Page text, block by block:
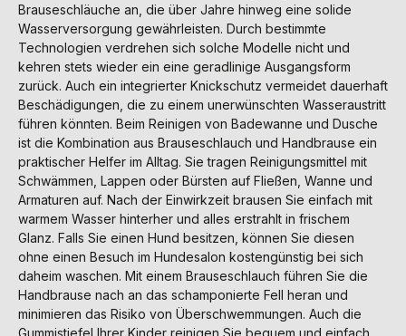
Brauseschläuche an, die über Jahre hinweg eine solide
Wasserversorgung gewährleisten. Durch bestimmte
Technologien verdrehen sich solche Modelle nicht und
kehren stets wieder ein eine geradlinige Ausgangsform
zurück. Auch ein integrierter Knickschutz vermeidet dauerhaft
Beschädigungen, die zu einem unerwünschten Wasseraustritt
führen könnten. Beim Reinigen von Badewanne und Dusche
ist die Kombination aus Brauseschlauch und Handbrause ein
praktischer Helfer im Alltag. Sie tragen Reinigungsmittel mit
Schwämmen, Lappen oder Bürsten auf Fließen, Wanne und
Armaturen auf. Nach der Einwirkzeit brausen Sie einfach mit
warmem Wasser hinterher und alles erstrahlt in frischem
Glanz. Falls Sie einen Hund besitzen, können Sie diesen
ohne einen Besuch im Hundesalon kostengünstig bei sich
daheim waschen. Mit einem Brauseschlauch führen Sie die
Handbrause nach an das schamponierte Fell heran und
minimieren das Risiko von Überschwemmungen. Auch die
Gummistiefel Ihrer Kinder reinigen Sie bequem und einfach